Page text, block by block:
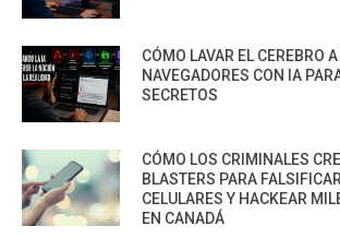
CÓMO LAVAR EL CEREBRO
NAVEGADORES CON IA
SECRETOS
CÓMO LOS CRIMINALES
BLASTERS PARA
CELULARES Y HACKEAR
EN CANADÁ